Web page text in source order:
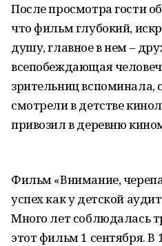
После просмотра гости
что фильм глубокий,
душу, главное в нем –
всепобеждающая
зрительниц вспоминала,
смотрели в детстве
привозил в деревню
Фильм «Внимание,
успех как у детской
Много лет соблюдалась
этот фильм 1 сентября. В